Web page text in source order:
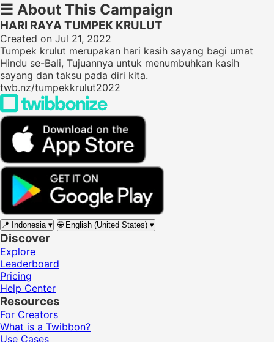
☰ About This Campaign
HARI RAYA TUMPEK KRULUT
Created on Jul 21, 2022
Tumpek krulut merupakan hari kasih sayang bagi umat
Hindu se-Bali, Tujuannya untuk menumbuhkan kasih
sayang dan taksu pada diri kita.
twb.nz/tumpekkrulut2022
📍 Indonesia ▾ 🌐 English (United States) ▾
Discover
Explore
Leaderboard
Pricing
Help Center
Resources
For Creators
What is a Twibbon?
Use Cases